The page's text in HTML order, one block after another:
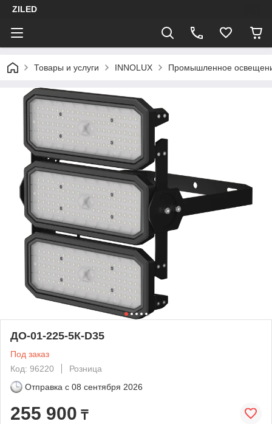
ZILED
Товары и услуги INNOLUX Промышленное
ДО-01-225-5К-D35
Под заказ
Код: 96220
Розница
Отправка с 08 сентября 2026
255 900 ₸